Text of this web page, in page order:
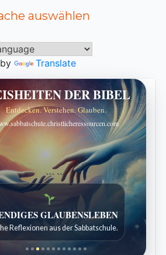
auswählen
Translate
DER BIBEL
Entdecken. Verstehen. Glauben.
```
GLAUBENSLEBEN
Reflexionen aus der Sabbatschule.
```